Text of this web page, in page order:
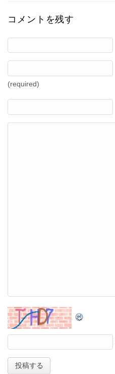
コメントを残す
(required)